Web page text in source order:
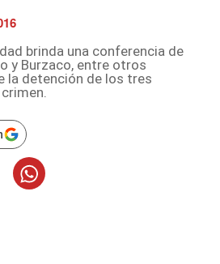
brinda una conferencia de
y Burzaco, entre otros
la detención de los tres